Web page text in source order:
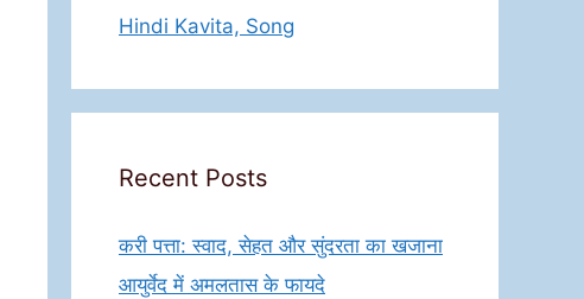
Hindi Kavita, Song
Recent Posts
करी पत्ता: स्वाद, सेहत और सुंदरता का खजाना
आयुर्वेद में अमलतास के फायदे